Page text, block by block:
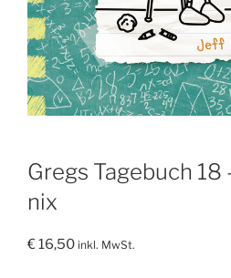
Gregs Tagebuch 18
nix
€16,50 inkl. MwSt.